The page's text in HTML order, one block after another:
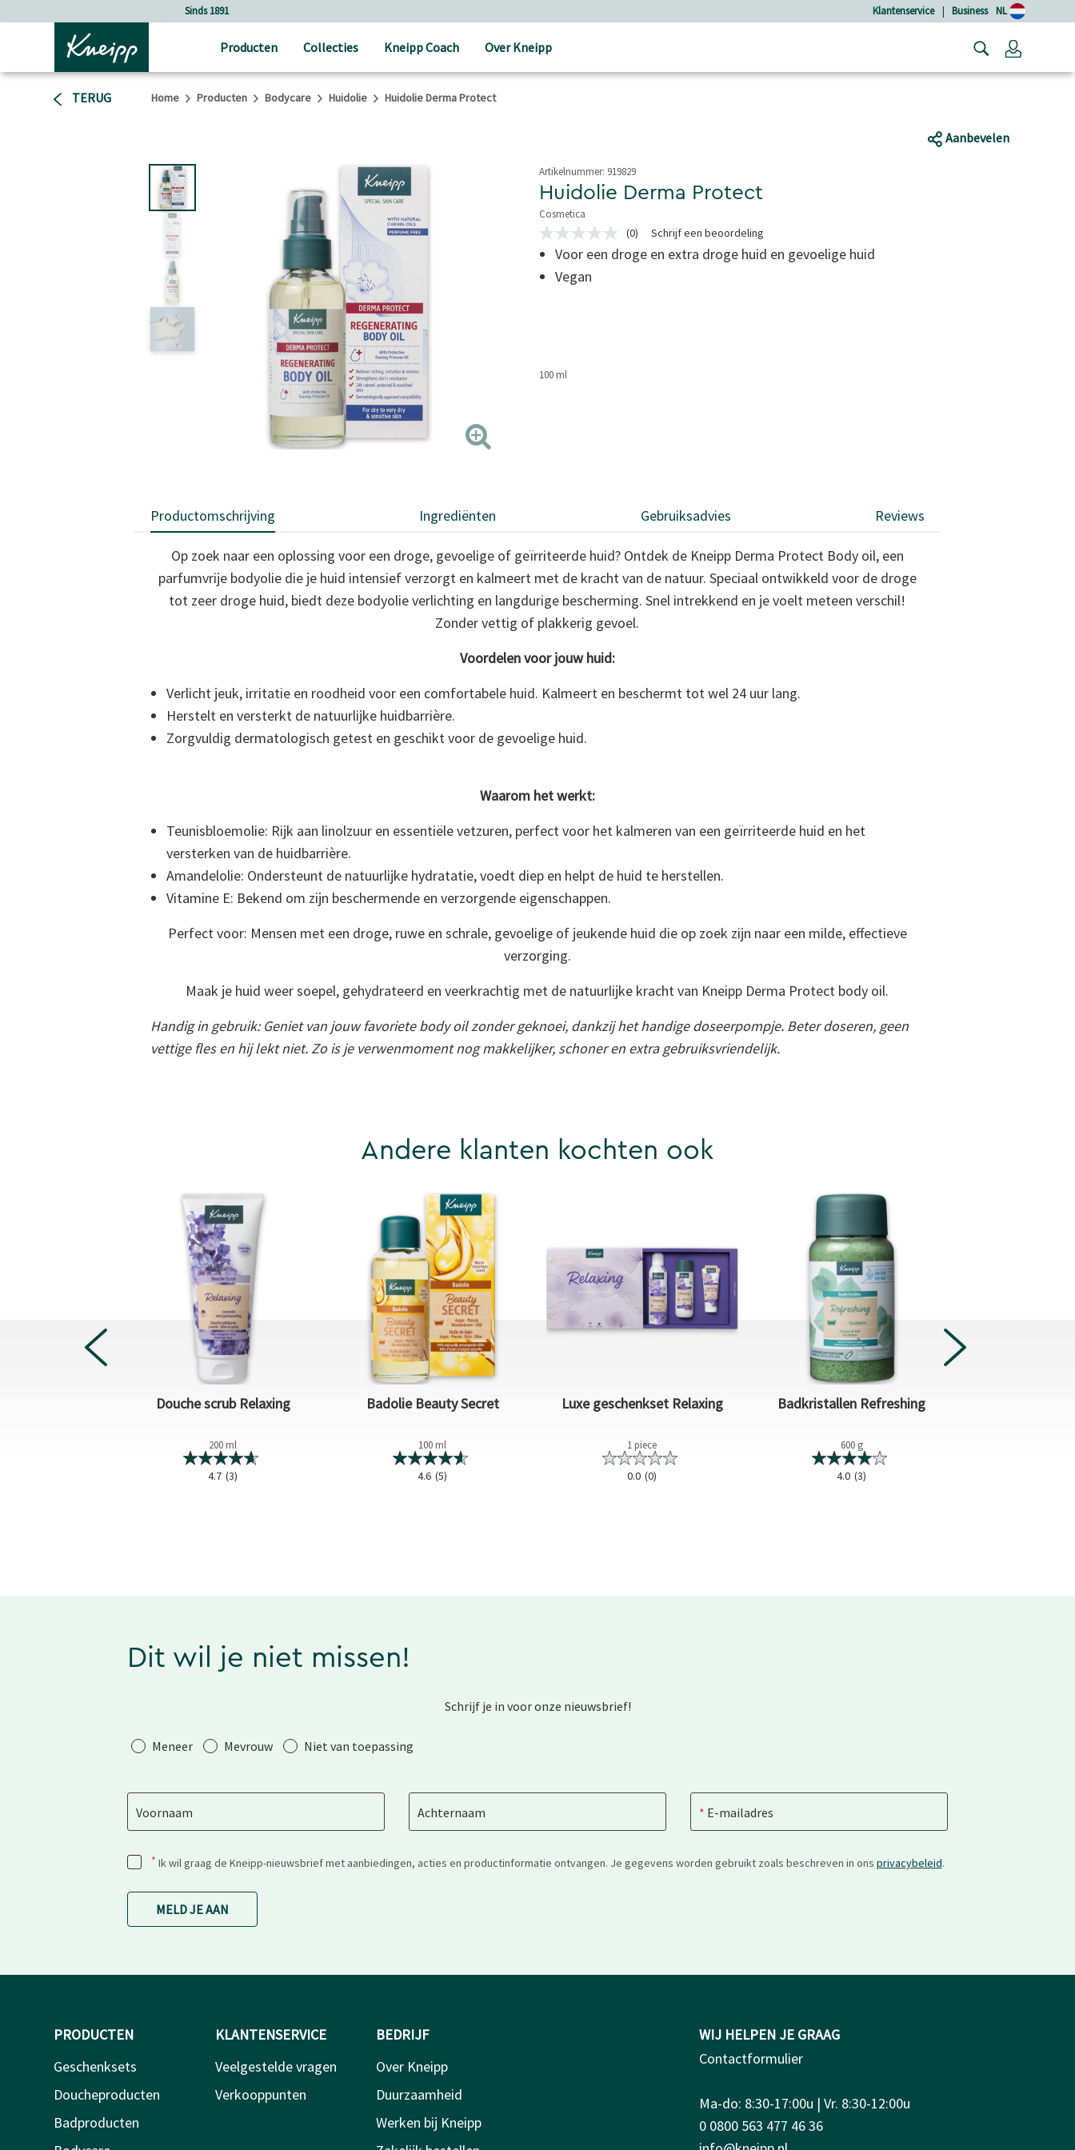
Klantenservice | Business NL
Producten Collecties Kneipp Coach Over Kneipp
TERUG Home Producten Bodycare Huidolie Huidolie Derma Protect
Aanbevelen
Artikelnummer: 919829
Huidolie Derma Protect
Cosmetica
5 van 5 sterren
Geen
scorewaarde
Dezelfde
paginalink.
(0) Schrijf een beoordeling
Voor een droge en extra droge huid en gevoelige huid
Vegan
100 ml
Productomschrijving Ingrediënten Gebruiksadvies Reviews
Op zoek naar een oplossing voor een droge, gevoelige of geïrriteerde huid? Ontdek de Kneipp Derma Protect Body oil, een
parfumvrije bodyolie die je huid intensief verzorgt en kalmeert met de kracht van de natuur. Speciaal ontwikkeld voor de droge
tot zeer droge huid, biedt deze bodyolie verlichting en langdurige bescherming. Snel intrekkend en je voelt meteen verschil!
Zonder vettig of plakkerig gevoel.
Voordelen voor jouw huid:
Verlicht jeuk, irritatie en roodheid voor een comfortabele huid. Kalmeert en beschermt tot wel 24 uur lang.
Herstelt en versterkt de natuurlijke huidbarrière.
Zorgvuldig dermatologisch getest en geschikt voor de gevoelige huid.
Waarom het werkt:
Teunisbloemolie: Rijk aan linolzuur en essentiële vetzuren, perfect voor het kalmeren van een geïrriteerde huid en het
versterken van de huidbarrière.
Amandelolie: Ondersteunt de natuurlijke hydratatie, voedt diep en helpt de huid te herstellen.
Vitamine E: Bekend om zijn beschermende en verzorgende eigenschappen.
Perfect voor: Mensen met een droge, ruwe en schrale, gevoelige of jeukende huid die op zoek zijn naar een milde, effectieve
verzorging.
Maak je huid weer soepel, gehydrateerd en veerkrachtig met de natuurlijke kracht van Kneipp Derma Protect body oil.
Handig in gebruik: Geniet van jouw favoriete body oil zonder geknoei, dankzij het handige doseerpompje. Beter doseren, geen
vettige fles en hij lekt niet. Zo is je verwenmoment nog makkelijker, schoner en extra gebruiksvriendelijk.
Andere klanten kochten ook
Douche scrub Relaxing
200 ml
4.7 (3)
Badolie Beauty Secret
100 ml
4.6 (5)
Luxe geschenkset Relaxing
1 piece
0.0 (0)
Badkristallen Refreshing
600 g
4.0 (3)
Dit wil je niet missen!
Schrijf je in voor onze nieuwsbrief!
Aanhef
Meneer Mevrouw Niet van toepassing
Voornaam Achternaam E-mailadres
* Ik wil graag de Kneipp-nieuwsbrief met aanbiedingen, acties en productinformatie ontvangen. Je gegevens worden gebruikt zoals beschreven in ons privacybeleid.
MELD JE AAN
PRODUCTEN
Geschenksets
Doucheproducten
Badproducten
KLANTENSERVICE
Veelgestelde vragen
Verkooppunten
BEDRIJF
Over Kneipp
Duurzaamheid
Werken bij Kneipp
WIJ HELPEN JE GRAAG
Contactformulier
Ma-do: 8:30-17:00u | Vr. 8:30-12:00u
0 0800 563 477 46 36